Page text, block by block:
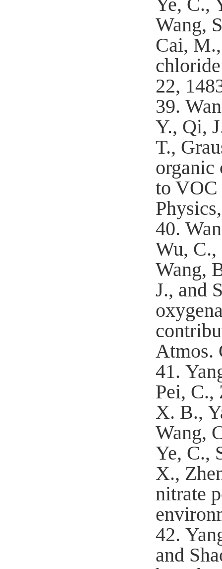
Ye, C.,
Wang,
Cai,
22,
39.
Y., Qi,
T.,
organic
to VOC
40.
Wu, C.,
Wang,
J., and
Atmos.
41.
Pei, C.,
X. B.,
Wang,
Ye, C.,
X.,
nitrate
42.
and